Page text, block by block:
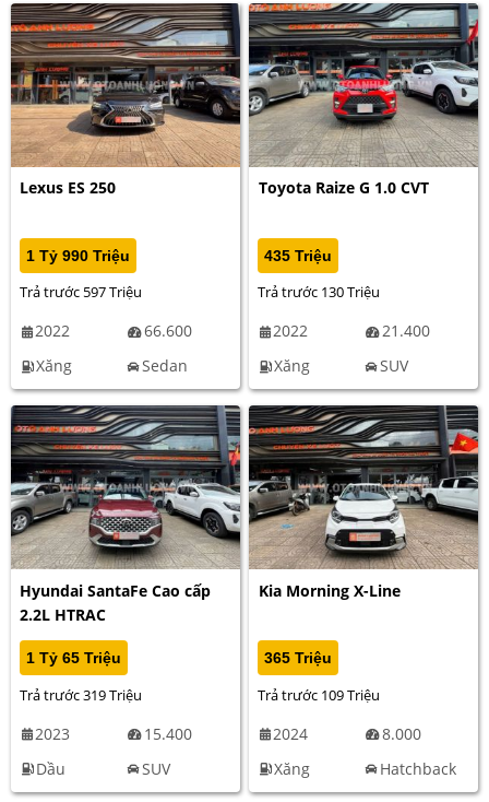
Lexus ES 250
1 Tỷ 990 Triệu
Trả trước 597 Triệu
2022
66.600
Xăng
Sedan
Toyota Raize G 1.0 CVT
435 Triệu
Trả trước 130 Triệu
2022
21.400
Xăng
SUV
Hyundai SantaFe Cao cấp
2.2L HTRAC
1 Tỷ 65 Triệu
Trả trước 319 Triệu
2023
15.400
Dầu
SUV
Kia Morning X-Line
365 Triệu
Trả trước 109 Triệu
2024
8.000
Xăng
Hatchback